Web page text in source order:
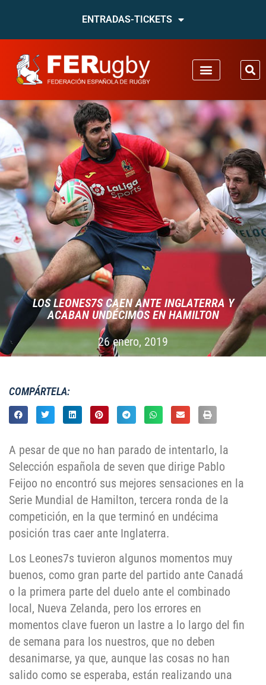
ENTRADAS-TICKETS
LOS LEONES7S CAEN ANTE INGLATERRA Y
ACABAN UNDÉCIMOS EN HAMILTON
26 enero, 2019
COMPÁRTELA:
A pesar de que no han parado de intentarlo, la
Selección española de seven que dirige Pablo
Feijoo no encontró sus mejores sensaciones en la
Serie Mundial de Hamilton, tercera ronda de la
competición, en la que terminó en undécima
posición tras caer ante Inglaterra.
Los Leones7s tuvieron algunos momentos muy
buenos, como gran parte del partido ante Canadá
o la primera parte del duelo ante el combinado
local, Nueva Zelanda, pero los errores en
momentos clave fueron un lastre a lo largo del fin
de semana para los nuestros, que no deben
desanimarse, ya que, aunque las cosas no han
salido como se esperaba, están realizando una